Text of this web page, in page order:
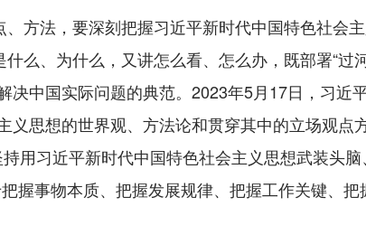
法，要深刻把握习近平新时代中国特色社会
么、为什么，又讲怎么看、怎么办，既部署“过
决中国实际问题的典范。2023年5月17日，习近
义思想的世界观、方法论和贯穿其中的立场观点
用习近平新时代中国特色社会主义思想武装头
握事物本质、把握发展规律、把握工作关键、